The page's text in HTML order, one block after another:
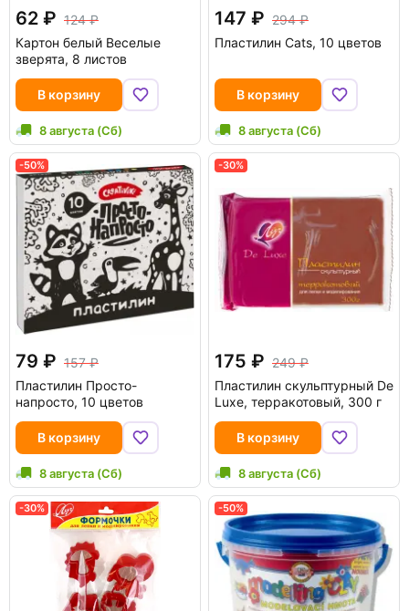
62
124
Картон белый Веселые
зверята, 8 листов
В корзину
8 августа (Сб)
147
294
Пластилин Cats, 10 цветов
В корзину
8 августа (Сб)
-50%
79
157
Пластилин Просто-
напросто, 10 цветов
В корзину
8 августа (Сб)
-30%
175
249
Пластилин скульптурный De
Luxe, терракотовый, 300 г
В корзину
8 августа (Сб)
-30% -50%